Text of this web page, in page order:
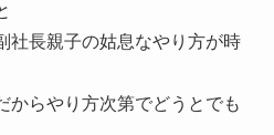
社長親子の姑息なやり方が時
からやり方次第でどうとでも